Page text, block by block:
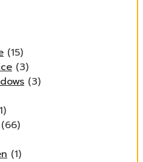
(15)
(3)
(3)
(66)
(1)